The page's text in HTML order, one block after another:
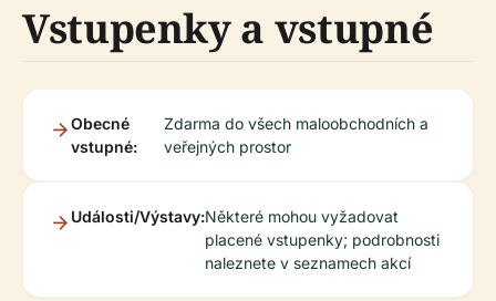
Vstupenky a vstupné
Obecné
vstupné:
Zdarma do všech maloobchodních a
veřejných prostor
Události/Výstavy:Některé mohou vyžadovat
placené vstupenky; podrobnosti
naleznete v seznamech akcí